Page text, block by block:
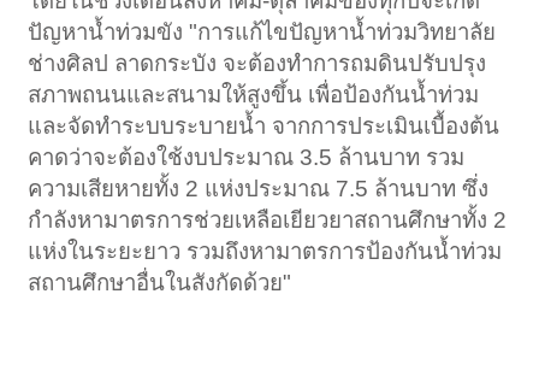
ปัญหาน้ำท่วมขัง "การแก้ไขปัญหาน้ำท่วมวิทยาลัย
ช่างศิลป ลาดกระบัง จะต้องทำการถมดินปรับปรุง
สภาพถนนและสนามให้สูงขึ้น เพื่อป้องกันน้ำท่วม
และจัดทำระบบระบายน้ำ จากการประเมินเบื้องต้น
คาดว่าจะต้องใช้งบประมาณ 3.5 ล้านบาท รวม
ความเสียหายทั้ง 2 แห่งประมาณ 7.5 ล้านบาท ซึ่ง
กำลังหามาตรการช่วยเหลือเยียวยาสถานศึกษาทั้ง 2
แห่งในระยะยาว รวมถึงหามาตรการป้องกันน้ำท่วม
สถานศึกษาอื่นในสังกัดด้วย"